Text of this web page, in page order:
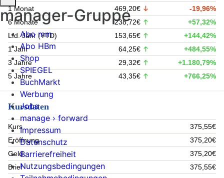
1 Monat
469,20€
-19,96%
6 Monate
238,72€
+57,32%
Lfd. Jahr (YTD)
153,65€
+144,42%
1 Jahr
64,25€
+484,55%
3 Jahre
29,32€
+1.180,79%
5 Jahre
43,35€ +766,25%
Kursdaten
Kurs
375,55€
Eröffnung
375,20€
Geld
375,20€
Brief
375,55€
manager-Gruppe
Abo mm
Abo HBm
Shop
SPIEGEL
BuchMarkt
Werbung
Jobs
manage › forward
Impressum
Datenschutz
Barrierefreiheit
Nutzungsbedingungen